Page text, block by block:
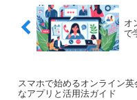
オ
で
スマホで始めるオンライン英
なアプリと活用法ガイド